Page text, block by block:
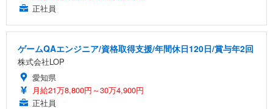
正社員
ゲームQAエンジニア/資格取得支援/年間休日120日/賞与年2回
株式会社LOP
愛知県
月給21万8,800円～30万4,900円
正社員